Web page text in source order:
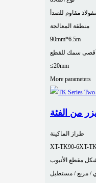
فولاذ مقاوم للصدأ
منطقة المعالجة
90mm*6.5m
سمك للقطع
≤20mm
More parameters
طراز الماكينة
XT-TK90-6XT-
مقطع الأنبوب
/ مربع / مستطيل